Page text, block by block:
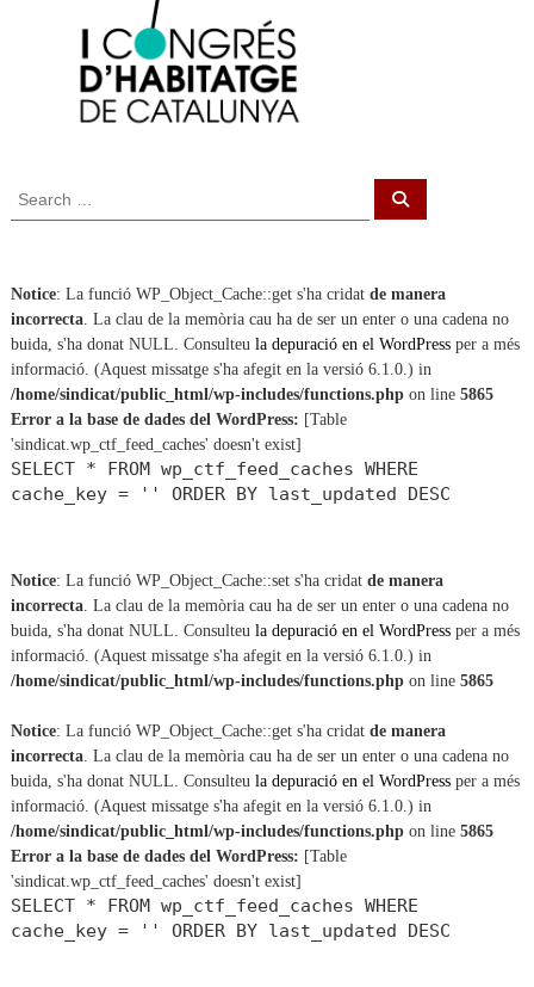
c
h
f
o
r
:
S
Notice: La funció WP_Object_Cache::get s'ha cridat de manera
incorrecta. La clau de la memòria cau ha de ser un enter o una cadena no
buida, s'ha donat NULL. Consulteu la depuració en el WordPressper a més
informació. (Aquest missatge s'ha afegit en la versió 6.1.0.) in
/home/sindicat/public_html/wp-includes/functions.phpon line 5865
Error a la base de dades del WordPress: [Table
'sindicat.wp_ctf_feed_caches' doesn't exist]
SELECT * FROM wp_ctf_feed_caches WHERE
cache_key = '' ORDER BY last_updated DESC
Notice: La funció WP_Object_Cache::set s'ha cridat de manera
incorrecta. La clau de la memòria cau ha de ser un enter o una cadena no
buida, s'ha donat NULL. Consulteu la depuració en el WordPressper a més
informació. (Aquest missatge s'ha afegit en la versió 6.1.0.) in
/home/sindicat/public_html/wp-includes/functions.phpon line 5865
Notice: La funció WP_Object_Cache::get s'ha cridat de manera
incorrecta. La clau de la memòria cau ha de ser un enter o una cadena no
buida, s'ha donat NULL. Consulteu la depuració en el WordPressper a més
informació. (Aquest missatge s'ha afegit en la versió 6.1.0.) in
/home/sindicat/public_html/wp-includes/functions.phpon line 5865
Error a la base de dades del WordPress: [Table
'sindicat.wp_ctf_feed_caches' doesn't exist]
SELECT * FROM wp_ctf_feed_caches WHERE
cache_key = '' ORDER BY last_updated DESC